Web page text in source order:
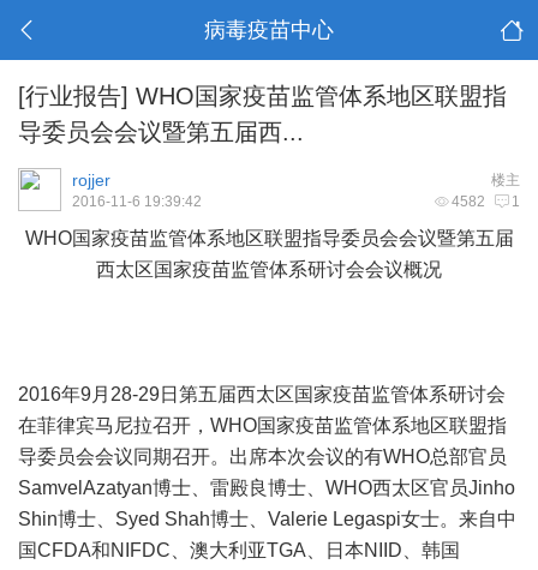
病毒疫苗中心
[行业报告] WHO国家疫苗监管体系地区联盟指
导委员会会议暨第五届西...
楼主
rojjer
4582 1
2016-11-6 19:39:42
WHO国家疫苗监管体系地区联盟指导委员会会议暨第五届
西太区国家疫苗监管体系研讨会会议概况
2016年9月28-29日第五届西太区国家疫苗监管体系研讨会
在菲律宾马尼拉召开，WHO国家疫苗监管体系地区联盟指
导委员会会议同期召开。出席本次会议的有WHO总部官员
SamvelAzatyan博士、雷殿良博士、WHO西太区官员Jinho
Shin博士、Syed Shah博士、Valerie Legaspi女士。来自中
国CFDA和NIFDC、澳大利亚TGA、日本NIID、韩国